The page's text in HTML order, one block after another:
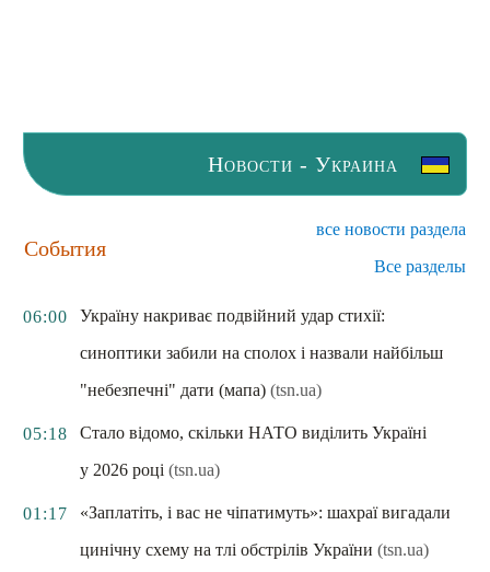
Новости - Украина
События
все новости раздела
Все разделы
06:00
Україну накриває подвійний удар стихії:
синоптики забили на сполох і назвали найбільш
"небезпечні" дати (мапа) (tsn.ua)
05:18
Стало відомо, скільки НАТО виділить Україні
у 2026 році (tsn.ua)
01:17
«Заплатіть, і вас не чіпатимуть»: шахраї вигадали
цинічну схему на тлі обстрілів України (tsn.ua)